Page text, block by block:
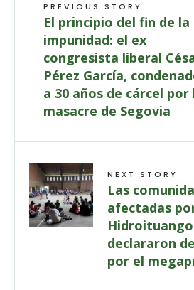
PREVIOUS STORY
El principio del fin de la
impunidad: el ex
congresista liberal
Pérez García,
a 30 años de cárcel por
masacre de Segovia
NEXT STORY
Las
afectadas
declararon
por el